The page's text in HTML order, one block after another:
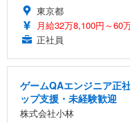
東京都
月給32万8,100円～60
正社員
ゲームQAエンジニア正
ップ支援・未経験歓迎
株式会社小林